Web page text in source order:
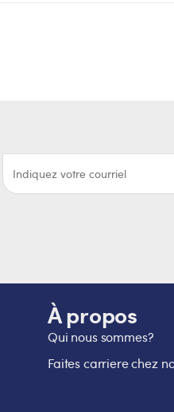
À propos
Qui nous sommes?
Faites carriere chez